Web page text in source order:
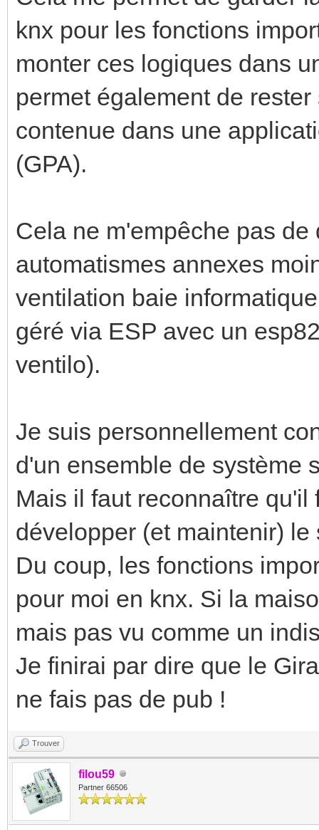
knx pour les fonctions
monter ces logiques dans
permet également de
contenue dans une
(GPA).
Cela ne m'empêche pas
automatismes annexes
ventilation baie
géré via ESP avec un
ventilo).
Je suis personnellement
d'un ensemble de système
Mais il faut reconnaître
développer (et maintenir) le
Du coup, les fonctions
pour moi en knx. Si la
mais pas vu comme un
Je finirai par dire que le
ne fais pas de pub !
Trouver
filou59
Partner 66506